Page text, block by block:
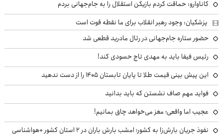
کاناوارو: حماقت کردم بازیکن استقلال را به جام‌جهانی بردم
پزشکیان: وجود رهبر انقلاب برای ما نقطه قوت است
حضور ستاره جام‌جهانی در رئال مادرید قطعی شد
رئیس فیفا باید به مهدی تاج حسودی کند!
این پیش بینی قیمت طلا تا پایان تابستان ۱۴۰۵ را از دست ندهید
فواید مهم صاف نشستن که باید بدانید
عجیب اما واقعی؛ مغز می‌خواهد چاق بمانیم!
نفوذ جریان بارش‌زا به کشور؛ امشب بارش باران در ۲ استان کشور +هواشناسی